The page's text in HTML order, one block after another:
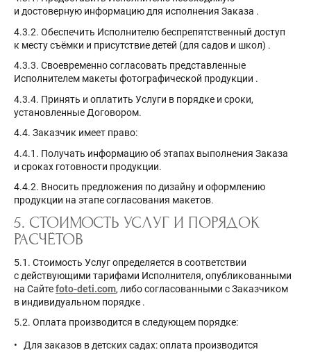
и достоверную информацию для исполнения Заказа .
4.3.2. Обеспечить Исполнителю беспрепятственный доступ
к месту съёмки и присутствие детей (для садов и школ) .
4.3.3. Своевременно согласовать представленные
Исполнителем макеты фотографической продукции .
4.3.4. Принять и оплатить Услуги в порядке и сроки,
установленные Договором.
4.4. Заказчик имеет право:
4.4.1. Получать информацию об этапах выполнения Заказа
и сроках готовности продукции.
4.4.2. Вносить предложения по дизайну и оформлению
продукции на этапе согласования макетов.
5. СТОИМОСТЬ УСЛУГ И ПОРЯДОК
РАСЧЁТОВ
5.1. Стоимость Услуг определяется в соответствии
с действующими тарифами Исполнителя, опубликованными
на Сайтеfoto-deti.com, либо согласованными с Заказчиком
в индивидуальном порядке .
5.2. Оплата производится в следующем порядке:
Для заказов в детских садах: оплата производится